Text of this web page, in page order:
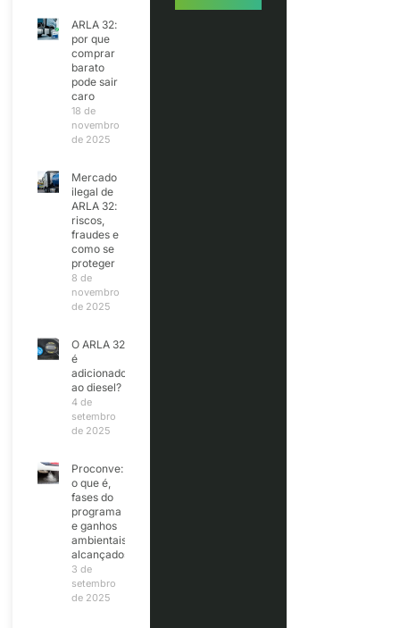
ARLA 32:
por que
comprar
barato
pode sair
caro
18 de
novembro
de 2025
Mercado
ilegal de
ARLA 32:
riscos,
fraudes e
como se
proteger
8 de
novembro
de 2025
O ARLA 32
é
adicionado
ao diesel?
4 de
setembro
de 2025
Proconve:
o que é,
fases do
programa
e ganhos
ambientais
alcançados
3 de
setembro
de 2025